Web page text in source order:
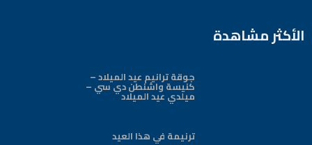
الأكثر مشاهدة
جوقة ترانيم عيد الميلاد –
كنيسة واشنطن دي سي –
ميلدي عيد الميلاد
ترنيمة في هذا العيد